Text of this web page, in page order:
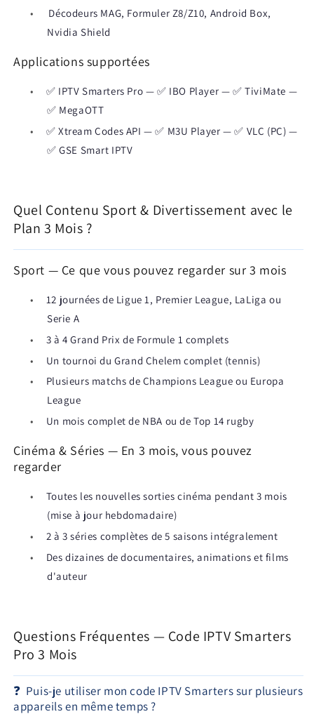
•
Décodeurs MAG, Formuler Z8/Z10, Android Box,
Nvidia Shield
Applications supportées
•
✅ IPTV Smarters Pro — ✅ IBO Player — ✅ TiviMate —
✅ MegaOTT
•
✅ Xtream Codes API — ✅ M3U Player — ✅ VLC (PC) —
✅ GSE Smart IPTV
Quel Contenu Sport & Divertissement avec le
Plan 3 Mois ?
Sport — Ce que vous pouvez regarder sur 3 mois
•
12 journées de Ligue 1, Premier League, LaLiga ou
Serie A
•
3 à 4 Grand Prix de Formule 1 complets
•
Un tournoi du Grand Chelem complet (tennis)
•
Plusieurs matchs de Champions League ou Europa
League
•
Un mois complet de NBA ou de Top 14 rugby
Cinéma & Séries — En 3 mois, vous pouvez
regarder
•
Toutes les nouvelles sorties cinéma pendant 3 mois
(mise à jour hebdomadaire)
•
2 à 3 séries complètes de 5 saisons intégralement
•
Des dizaines de documentaires, animations et films
d'auteur
Questions Fréquentes — Code IPTV Smarters
Pro 3 Mois
❓ Puis-je utiliser mon code IPTV Smarters sur plusieurs
appareils en même temps ?